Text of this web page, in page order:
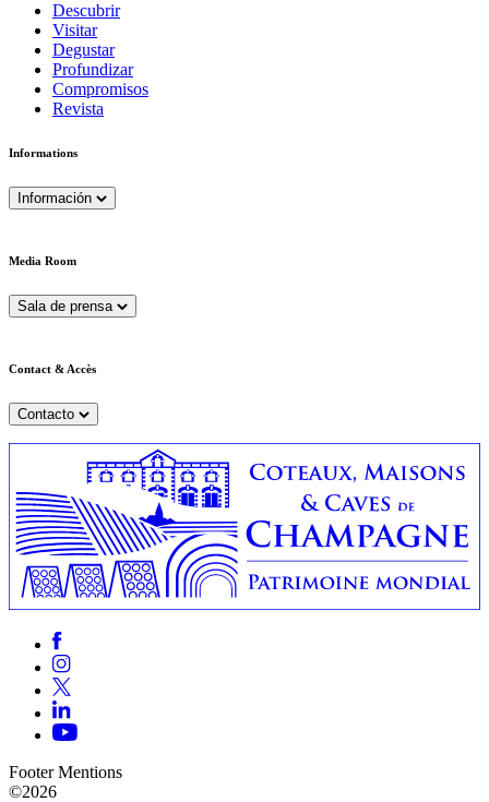
Descubrir
Visitar
Degustar
Profundizar
Compromisos
Revista
Informations
Información
Media Room
Sala de prensa
Contact & Accès
Contacto
Footer Mentions
©2026